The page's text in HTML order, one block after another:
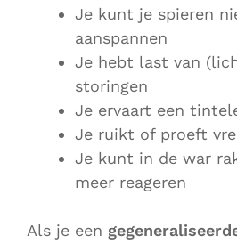
Je kunt je spieren
aanspannen
Je hebt last van
storingen
Je ervaart een
Je ruikt of proeft
Je kunt in de war
meer reageren
Als je een